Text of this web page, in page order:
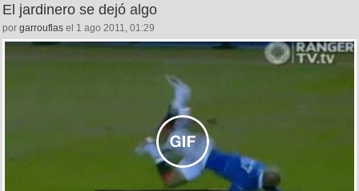
El jardinero se dejó algo
por garrouflas el 1 ago 2011, 01:29